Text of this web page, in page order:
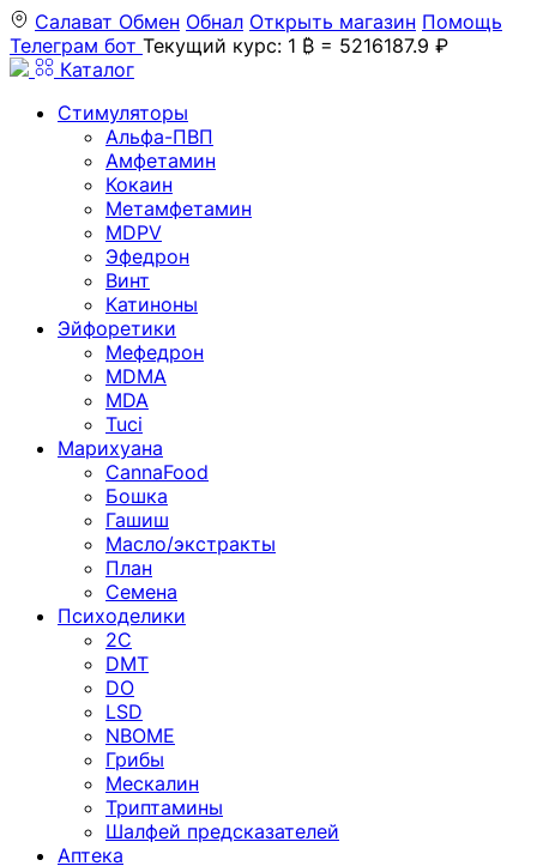
Салават Обмен Обнал Открыть магазин Помощь
Телеграм бот Текущий курс: 1 ₿ = 5216187.9 ₽
Каталог
Стимуляторы
Альфа-ПВП
Амфетамин
Кокаин
Метамфетамин
MDPV
Эфедрон
Винт
Катиноны
Эйфоретики
Мефедрон
MDMA
MDA
Tuci
Марихуана
CannaFood
Бошка
Гашиш
Масло/экстракты
План
Семена
Психоделики
2C
DMT
DO
LSD
NBOME
Грибы
Мескалин
Триптамины
Шалфей предсказателей
Аптека